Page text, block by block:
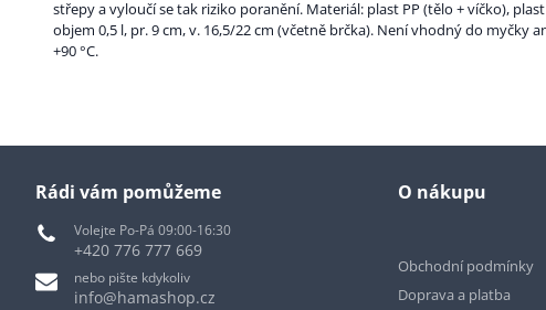
střepy a vyloučí se tak riziko poranění. Materiál: plast PP (tělo + víčko),
objem 0,5 l, pr. 9 cm, v. 16,5/22 cm (včetně brčka). Není vhodný do myčky
+90 °C.
Rádi vám pomůžeme
Volejte Po-Pá 09:00-16:30
+420 776 777 669
nebo pište kdykoliv
info@hamashop.cz
O nákupu
Obchodní podmínky
Doprava a platba